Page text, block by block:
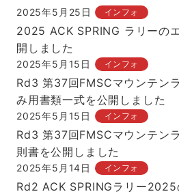
2025年5月25日 インフォ
2025 ACK SPRING ラリーの
開しました
2025年5月15日 インフォ
Rd3 第37回FMSCマウンテン
み用書類一式を公開しました
2025年5月15日 インフォ
Rd3 第37回FMSCマウンテン
則書を公開しました
2025年5月14日 インフォ
Rd2 ACK SPRINGラリー2025